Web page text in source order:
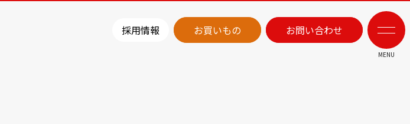
採用情報 お買いもの お問い合わせ
MENU